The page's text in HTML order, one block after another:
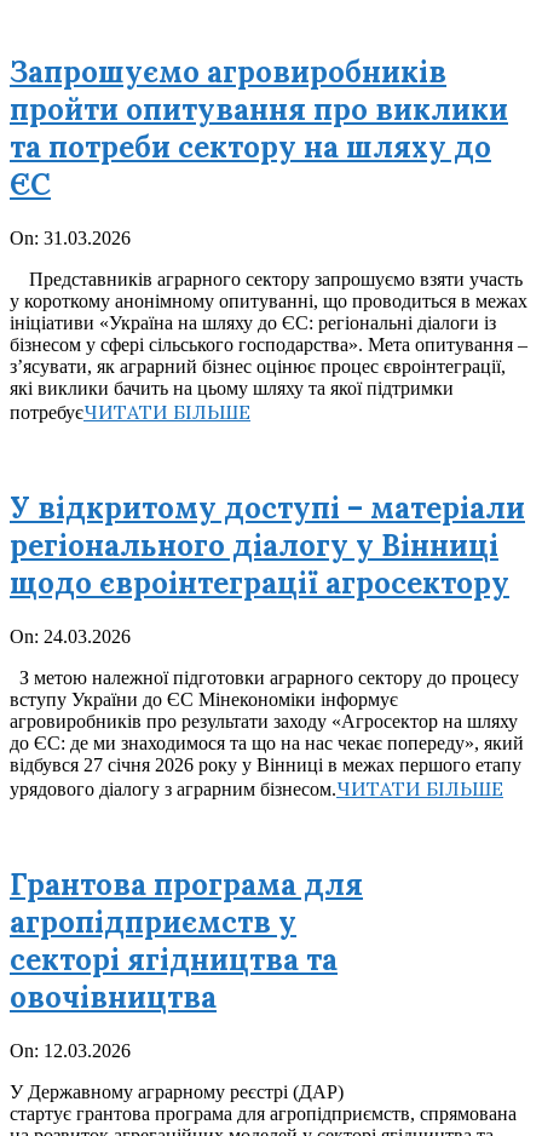
Запрошуємо агровиробників
пройти опитування про виклики
та потреби сектору на шляху до
ЄС
2026-
On: 31.03.2026
Представників аграрного сектору запрошуємо взяти участь
у короткому анонімному опитуванні, що проводиться в межах
ініціативи «Україна на шляху до ЄС: регіональні діалоги із
бізнесом у сфері сільського господарства». Мета опитування –
з’ясувати, як аграрний бізнес оцінює процес євроінтеграції,
які виклики бачить на цьому шляху та якої підтримки
потребуєЧИТАТИ БІЛЬШЕ
У відкритому доступі – матеріали
регіонального діалогу у Вінниці
щодо євроінтеграції агросектору
2026-
24
On: 24.03.2026
З метою належної підготовки аграрного сектору до процесу
вступу України до ЄС Мінекономіки інформує
агровиробників про результати заходу «Агросектор на шляху
до ЄС: де ми знаходимося та що на нас чекає попереду», який
відбувся 27 січня 2026 року у Вінниці в межах першого етапу
урядового діалогу з аграрним бізнесом.ЧИТАТИ БІЛЬШЕ
Грантова програма для
агропідприємств у
секторі ягідництва та
овочівництва
2026-
12
On: 12.03.2026
У Державному аграрному реєстрі (ДАР)
стартує грантова програма для агропідприємств, спрямована